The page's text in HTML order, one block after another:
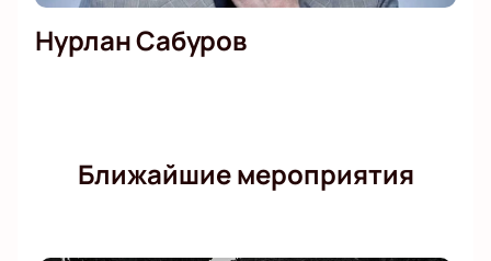
Нурлан Сабуров
Ближайшие мероприятия